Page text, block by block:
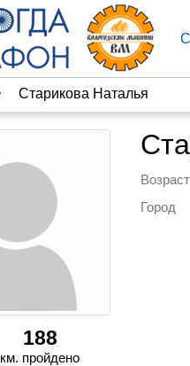
Старикова Наталья
Возраст
Город
188
км. пройдено